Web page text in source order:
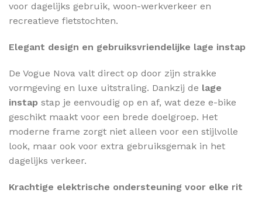
voor dagelijks gebruik, woon-werkverkeer en
recreatieve fietstochten.
Elegant design en gebruiksvriendelijke lage instap
De Vogue Nova valt direct op door zijn strakke
vormgeving en luxe uitstraling. Dankzij de lage
instap stap je eenvoudig op en af, wat deze e-bike
geschikt maakt voor een brede doelgroep. Het
moderne frame zorgt niet alleen voor een stijlvolle
look, maar ook voor extra gebruiksgemak in het
dagelijks verkeer.
Krachtige elektrische ondersteuning voor elke rit